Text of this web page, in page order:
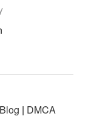
Blog | DMCA